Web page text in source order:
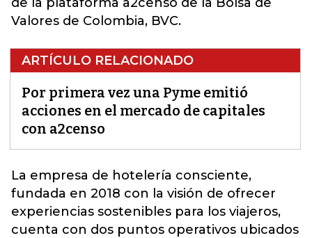
Valores de Colombia, BVC.
ARTÍCULO RELACIONADO
Por primera vez una Pyme emitió
acciones en el mercado de capitales
con a2censo
La empresa de hotelería consciente,
fundada en 2018 con la visión de ofrecer
experiencias sostenibles para los viajeros,
cuenta con dos puntos operativos ubicados